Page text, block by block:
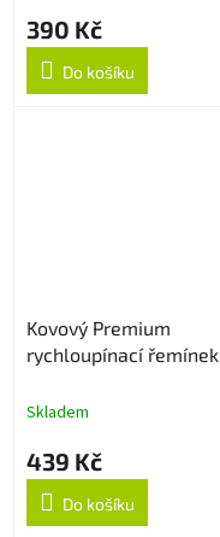
390 Kč
Do košíku
Kovový Premium
rychloupínací řemínek
Skladem
439 Kč
Do košíku